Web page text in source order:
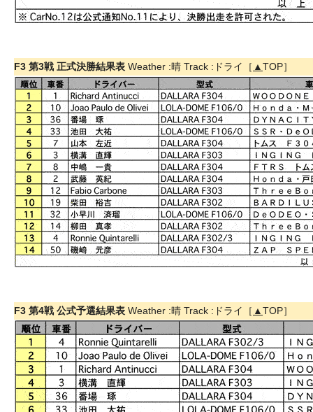
F3 第3戦 正式決勝結果表 Weather :晴 Track :ドライ［ ▲TOP］
F3 第4戦 公式予選結果表 Weather :晴 Track :ドライ［ ▲TOP］